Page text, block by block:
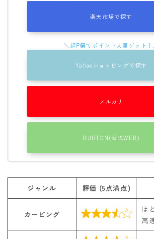
楽天市場で探す
Yahooショッピングで探す
メルカリ
BURTON(公式WEB)
ジャンル 評価 (5点満点)
カービング 
ほ
高